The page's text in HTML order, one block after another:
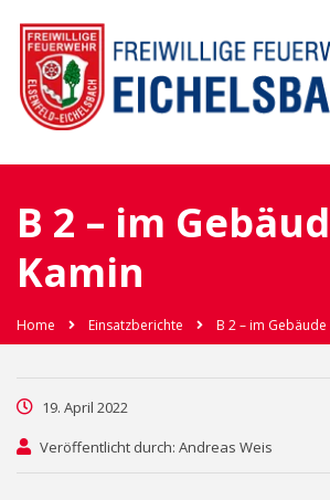
B 2 – im
Kamin
Home Einsatzberichte B 2 – im Gebäude
19. April 2022
Veröffentlicht durch: Andreas Weis